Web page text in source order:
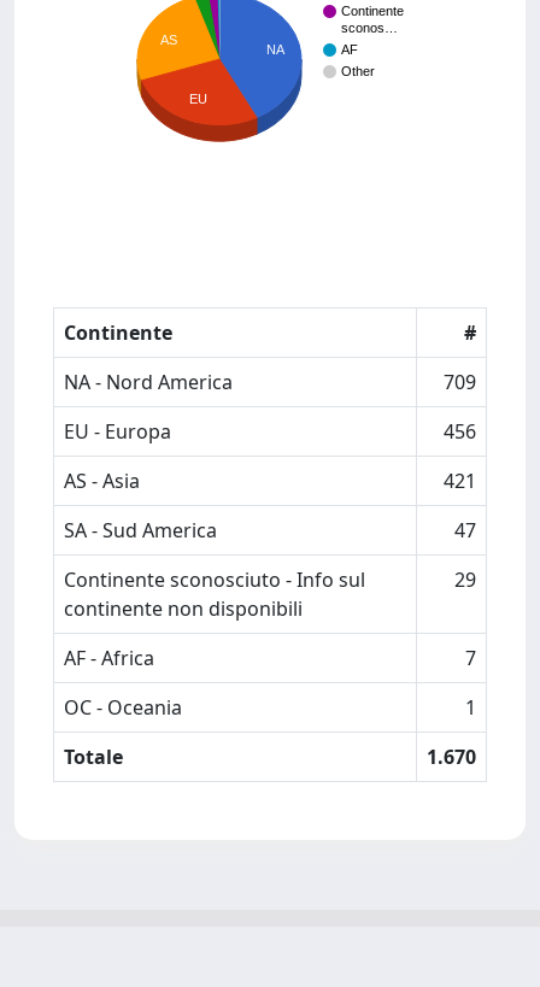
Continente
sconos…
AF
Other
NA
AS
EU
Continente
#
NA - Nord America
709
EU - Europa
456
AS - Asia
421
SA - Sud America
47
Continente sconosciuto - Info sul
continente non disponibili
29
AF - Africa
7
OC - Oceania
1
Totale
1.670